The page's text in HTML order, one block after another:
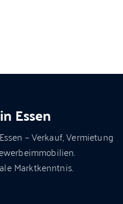
Essen
– Verkauf, Vermietung
Marktkenntnis.